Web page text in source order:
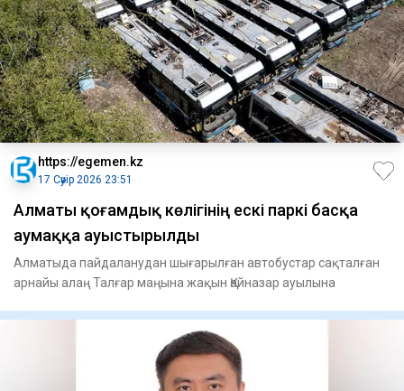
https://egemen.kz
17 Сәуір 2026 23:51
Алматы қоғамдық көлігінің ескі паркі басқа
аумаққа ауыстырылды
Алматыда пайдаланудан шығарылған автобустар сақталған
арнайы алаң Талғар маңына жақын Қайназар ауылына